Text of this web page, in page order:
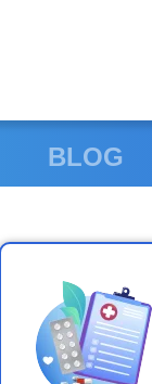
BLOG